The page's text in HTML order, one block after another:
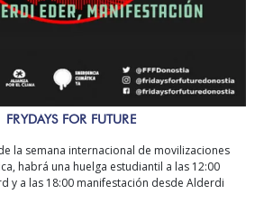
FRYDAYS FOR FUTURE
la semana internacional de movilizaciones
habrá una huelga estudiantil a las 12:00
y a las 18:00 manifestación desde Alderdi